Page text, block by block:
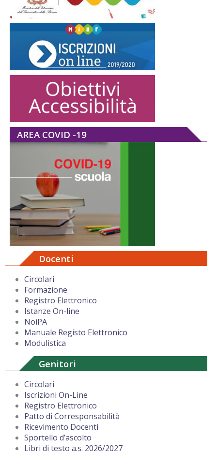
AREA COVID -19
Docenti
Circolari
Formazione
Registro Elettronico
Istanze On-line
NoiPA
Manuale Registo Elettronico
Modulistica
Genitori
Circolari
Iscrizioni On-Line
Registro Elettronico
Patto di Corresponsabilità
Ricevimento Docenti
Sportello d’ascolto
Libri di testo a.s. 2026/2027